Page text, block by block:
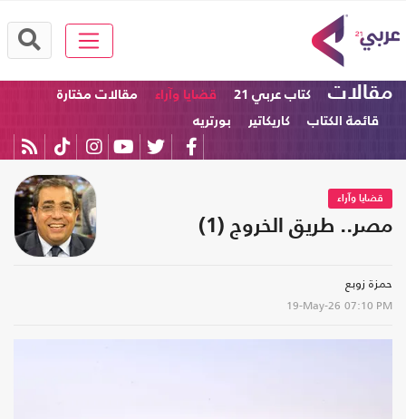
مقالات كتاب عربي 21 قضايا وآراء
مقالات مختارة
قائمة الكتاب
كاريكاتير بورتريه
قضايا وآراء
مصر.. طريق الخروج (1)
حمزة زوبع
19-May-26 07:10 PM